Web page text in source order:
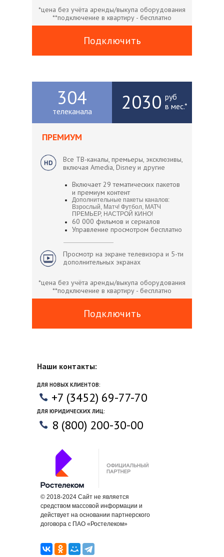
Все ТВ-каналы, премьеры, эксклюзивы,
включая Amedia, Disney и другие
Включает 29 тематических пакетов
и премиум контент
Дополнительные пакеты каналов:
Взрослый, Матч! Футбол, МАТЧ
ПРЕМЬЕР, НАСТРОЙ КИНО!
60 000 фильмов и сериалов
Управление просмотром бесплатно
304
Подключить
ДЛЯ ЮРИДИЧЕСКИХ ЛИЦ:
+7 (3452) 69-77-70
Наши контакты:
ДЛЯ НОВЫХ КЛИЕНТОВ:
© 2018-2024 Cайт не является
средством массовой информации и
действует на основании партнерского
договора с ПАО «Ростелеком»
телеканала
Просмотр на экране телевизора и 5-ти
дополнительных экранах
8 (800) 200-30-00
2030 руб
в мес.*
*цена без учёта аренды/выкупа оборудования
**подключение в квартиру - бесплатно
*цена без учёта аренды/выкупа оборудования
**подключение в квартиру - бесплатно
Подключить
ПРЕМИУМ